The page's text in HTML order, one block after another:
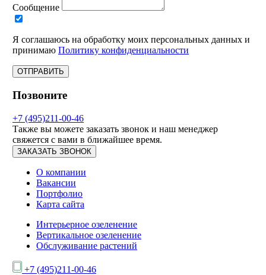
Сообщение
Я соглашаюсь на обработку моих персональных данных и
принимаю Политику конфиденциальности
ОТПРАВИТЬ
Позвоните
+7 (495)211-00-46
Также вы можете заказать звонок и наш менеджер
свяжется с вами в ближайшее время.
ЗАКАЗАТЬ ЗВОНОК
О компании
Вакансии
Портфолио
Карта сайта
Интерьерное озеленение
Вертикальное озеленение
Обслуживание растений
+7 (495)211-00-46